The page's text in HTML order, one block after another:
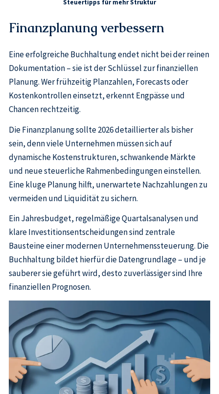
Steuertipps für mehr Struktur
Finanzplanung verbessern
Eine erfolgreiche Buchhaltung endet nicht bei der reinen
Dokumentation – sie ist der Schlüssel zur finanziellen
Planung. Wer frühzeitig Planzahlen, Forecasts oder
Kostenkontrollen einsetzt, erkennt Engpässe und
Chancen rechtzeitig.
Die Finanzplanung sollte 2026 detaillierter als bisher
sein, denn viele Unternehmen müssen sich auf
dynamische Kostenstrukturen, schwankende Märkte
und neue steuerliche Rahmenbedingungen einstellen.
Eine kluge Planung hilft, unerwartete Nachzahlungen zu
vermeiden und Liquidität zu sichern.
Ein Jahresbudget, regelmäßige Quartalsanalysen und
klare Investitionsentscheidungen sind zentrale
Bausteine einer modernen Unternehmenssteuerung. Die
Buchhaltung bildet hierfür die Datengrundlage – und je
sauberer sie geführt wird, desto zuverlässiger sind Ihre
finanziellen Prognosen.